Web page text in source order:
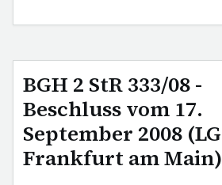
BGH 2 StR 333/08 -
Beschluss vom 17.
September 2008 (LG
Frankfurt am Main)